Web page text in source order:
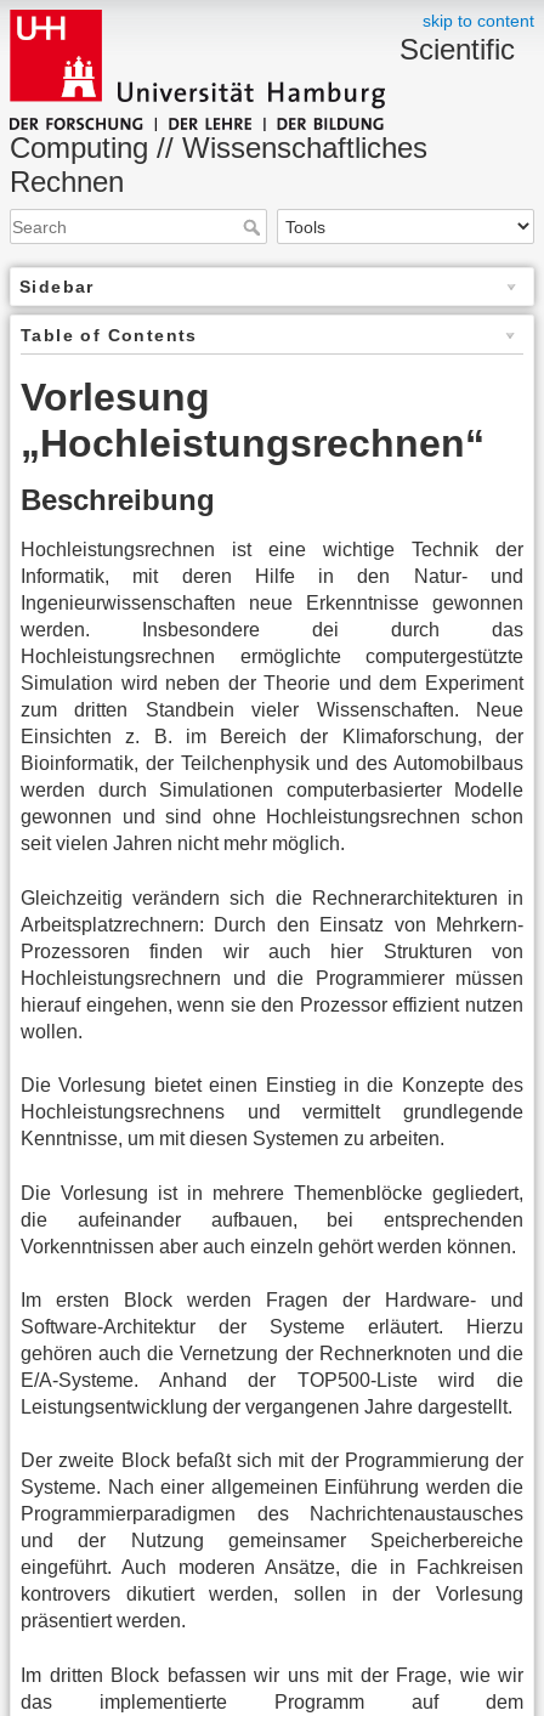
skip to content
Scientific
Computing // Wissenschaftliches
Rechnen
Sidebar
Table of Contents
Vorlesung
„Hochleistungsrechnen“
Beschreibung
Hochleistungsrechnen ist eine wichtige Technik der
Informatik, mit deren Hilfe in den Natur- und
Ingenieurwissenschaften neue Erkenntnisse gewonnen
werden. Insbesondere dei durch das
Hochleistungsrechnen ermöglichte computergestützte
Simulation wird neben der Theorie und dem Experiment
zum dritten Standbein vieler Wissenschaften. Neue
Einsichten z. B. im Bereich der Klimaforschung, der
Bioinformatik, der Teilchenphysik und des Automobilbaus
werden durch Simulationen computerbasierter Modelle
gewonnen und sind ohne Hochleistungsrechnen schon
seit vielen Jahren nicht mehr möglich.
Gleichzeitig verändern sich die Rechnerarchitekturen in
Arbeitsplatzrechnern: Durch den Einsatz von Mehrkern-
Prozessoren finden wir auch hier Strukturen von
Hochleistungsrechnern und die Programmierer müssen
hierauf eingehen, wenn sie den Prozessor effizient nutzen
wollen.
Die Vorlesung bietet einen Einstieg in die Konzepte des
Hochleistungsrechnens und vermittelt grundlegende
Kenntnisse, um mit diesen Systemen zu arbeiten.
Die Vorlesung ist in mehrere Themenblöcke gegliedert,
die aufeinander aufbauen, bei entsprechenden
Vorkenntnissen aber auch einzeln gehört werden können.
Im ersten Block werden Fragen der Hardware- und
Software-Architektur der Systeme erläutert. Hierzu
gehören auch die Vernetzung der Rechnerknoten und die
E/A-Systeme. Anhand der TOP500-Liste wird die
Leistungsentwicklung der vergangenen Jahre dargestellt.
Der zweite Block befaßt sich mit der Programmierung der
Systeme. Nach einer allgemeinen Einführung werden die
Programmierparadigmen des Nachrichtenaustausches
und der Nutzung gemeinsamer Speicherbereiche
eingeführt. Auch moderen Ansätze, die in Fachkreisen
kontrovers dikutiert werden, sollen in der Vorlesung
präsentiert werden.
Im dritten Block befassen wir uns mit der Frage, wie wir
das implementierte Programm auf dem